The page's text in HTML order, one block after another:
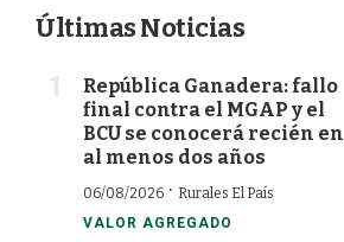
Últimas Noticias
República Ganadera: fallo
final contra el MGAP y el
BCU se conocerá recién en
al menos dos años
06/08/2026 · Rurales El País
VALOR AGREGADO